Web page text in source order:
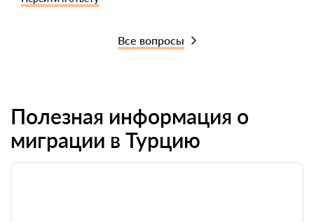
Все вопросы
Полезная информация о
миграции в Турцию